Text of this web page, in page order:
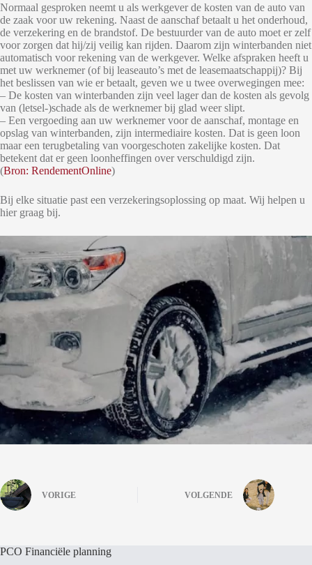
Normaal gesproken neemt u als werkgever de kosten van de auto van
de zaak voor uw rekening. Naast de aanschaf betaalt u het onderhoud,
de verzekering en de brandstof. De bestuurder van de auto moet er zelf
voor zorgen dat hij/zij veilig kan rijden. Daarom zijn winterbanden niet
automatisch voor rekening van de werkgever. Welke afspraken heeft u
met uw werknemer (of bij leaseauto’s met de leasemaatschappij)? Bij
het beslissen van wie er betaalt, geven we u twee overwegingen mee:
– De kosten van winterbanden zijn veel lager dan de kosten als gevolg
van (letsel-)schade als de werknemer bij glad weer slipt.
– Een vergoeding aan uw werknemer voor de aanschaf, montage en
opslag van winterbanden, zijn intermediaire kosten. Dat is geen loon
maar een terugbetaling van voorgeschoten zakelijke kosten. Dat
betekent dat er geen loonheffingen over verschuldigd zijn.
(Bron: RendementOnline)
Bij elke situatie past een verzekeringsoplossing op maat. Wij helpen u
hier graag bij.
VORIGE VOLGENDE
PCO Financiële planning